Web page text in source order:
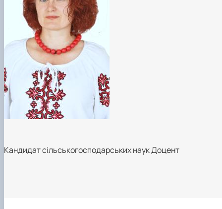
Кандидат сільськогосподарських наук Доцент